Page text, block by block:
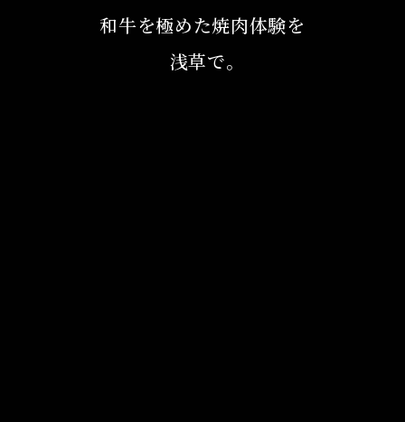
和牛を極めた焼肉体験を
浅草で｡